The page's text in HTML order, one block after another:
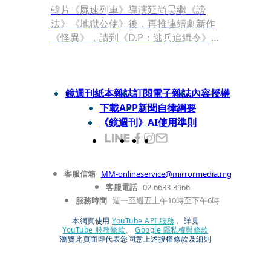
韓片《屍速列車》導演延尚昊繼《謗
法》《地獄公使》後，再推連續劇新作
《怪異》，請到《D.P：逃兵追緝令》
似乎和先前的《謗法》《地獄公使》有
異曲同工之妙，但延尚昊強調：「這是
一部愛情劇！」
鏡週刊紙本雜誌訂閱電子雜誌內容授權
下載APP新聞自律綱要
《鏡週刊》AI使用準則
客服信箱 MM-onlineservice@mirrormedia.mg
客服電話 02-6633-3966
服務時間 週一至週五上午10時至下午6時
本網頁使用 YouTube API 服務 ， 詳見
YouTube 服務條款、
Google 隱私權與條款
瀏覽此頁面即代表您同意上述授權條款及細則